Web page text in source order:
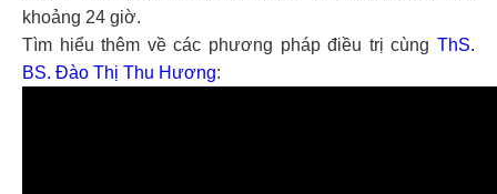
khoảng 24 giờ.
Tìm hiểu thêm về các phương pháp điều trị cùng ThS.
BS. Đào Thị Thu Hương: